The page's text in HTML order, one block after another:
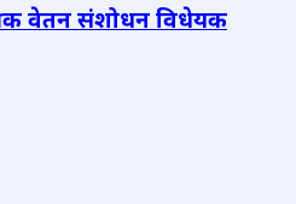
वेतन संशोधन विधेयक